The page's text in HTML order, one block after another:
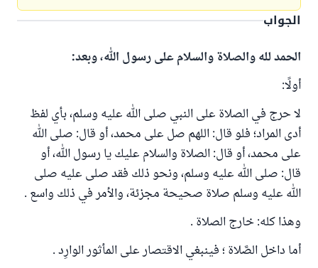
الجواب
الحمد لله والصلاة والسلام على رسول الله، وبعد:
أولًا:
لا حرج في الصلاة على النبي صلى الله عليه وسلم، بأي لفظ
أدى المراد؛ فلو قال: اللهم صل على محمد، أو قال: صلى الله
على محمد، أو قال: الصلاة والسلام عليك يا رسول الله، أو
قال: صلى الله عليه وسلم، ونحو ذلك فقد صلى عليه صلى
الله عليه وسلم صلاة صحيحة مجزئة، والأمر في ذلك واسع.
وهذا كله: خارج الصلاة.
أما داخل الصَّلاة ؛ فينبغي الاقتصار على المأثور الوارِد.